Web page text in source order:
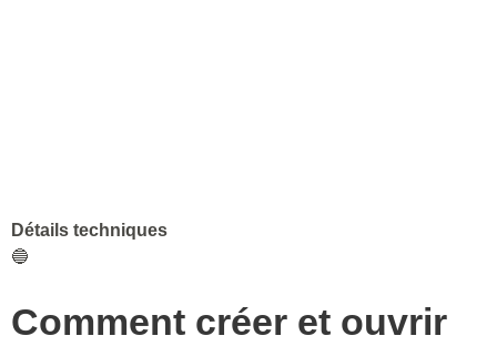
Détails techniques
🔵
Comment créer et ouvrir